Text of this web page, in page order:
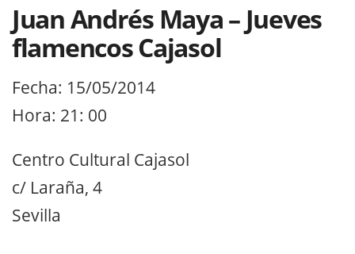
Juan Andrés Maya – Jueves
flamencos Cajasol
Fecha: 15/05/2014
Hora: 21: 00
Centro Cultural Cajasol
c/ Laraña, 4
Sevilla